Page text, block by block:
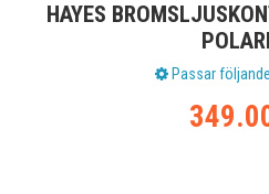
HAYES
Passar